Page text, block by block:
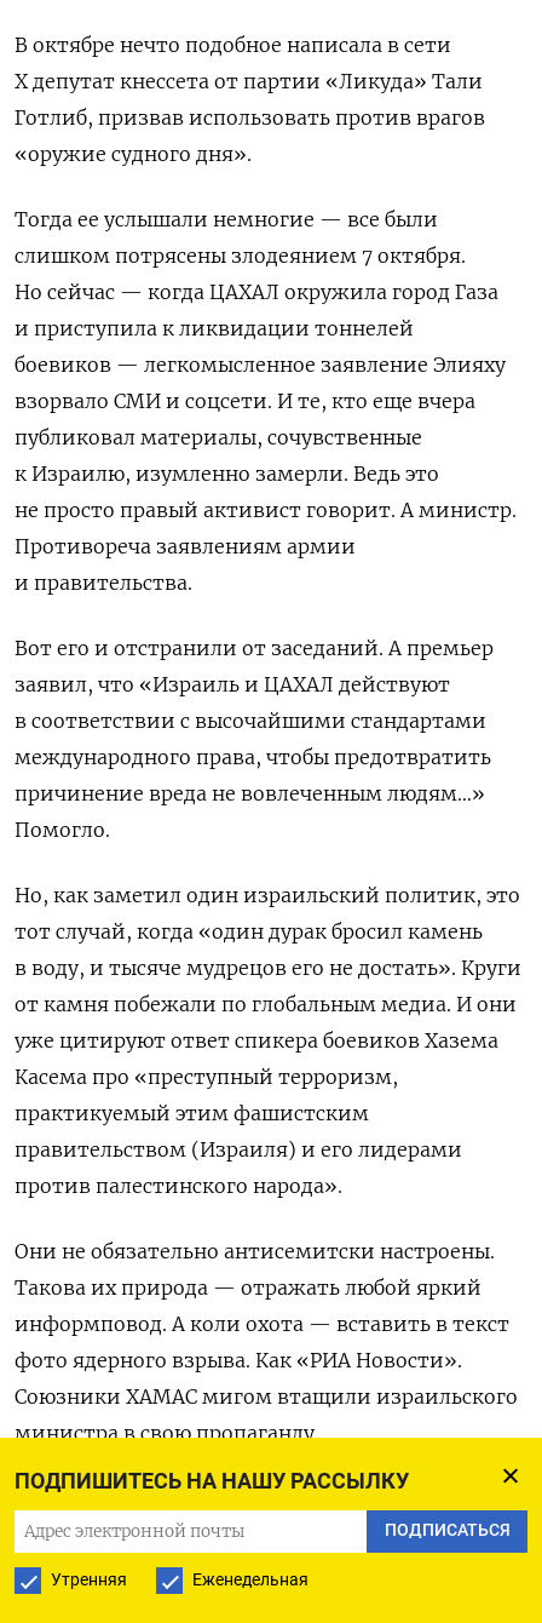
ПОДПИШИТЕСЬ НА НАШУ РАССЫЛКУ
ПОДПИСАТЬСЯ
Утренняя Еженедельная
В октябре нечто подобное написала в сети
Х депутат кнессета от партии «Ликуда» Тали
Готлиб, призвав использовать против врагов
«оружие судного дня».
Тогда ее услышали немногие — все были
слишком потрясены злодеянием 7 октября.
Но сейчас — когда ЦАХАЛ окружила город Газа
и приступила к ликвидации тоннелей
боевиков — легкомысленное заявление Элияху
взорвало СМИ и соцсети. И те, кто еще вчера
публиковал материалы, сочувственные
к Израилю, изумленно замерли. Ведь это
не просто правый активист говорит. А министр.
Противореча заявлениям армии
и правительства.
Вот его и отстранили от заседаний. А премьер
заявил, что «Израиль и ЦАХАЛ действуют
в соответствии с высочайшими стандартами
международного права, чтобы предотвратить
причинение вреда не вовлеченным людям…»
Помогло.
Но, как заметил один израильский политик, это
тот случай, когда «один дурак бросил камень
в воду, и тысяче мудрецов его не достать». Круги
от камня побежали по глобальным медиа. И они
уже цитируют ответ спикера боевиков Хазема
Касема про «преступный терроризм,
практикуемый этим фашистским
правительством (Израиля) и его лидерами
против палестинского народа».
Они не обязательно антисемитски настроены.
Такова их природа — отражать любой яркий
информповод. А коли охота — вставить в текст
фото ядерного взрыва. Как «РИА Новости».
Союзники ХАМАС мигом втащили израильского
министра в свою пропаганду.
Плачущие куклы
Мощь пропаганды, атакующей Израиль, явно
больше доступной ему. Она тоже по-своему